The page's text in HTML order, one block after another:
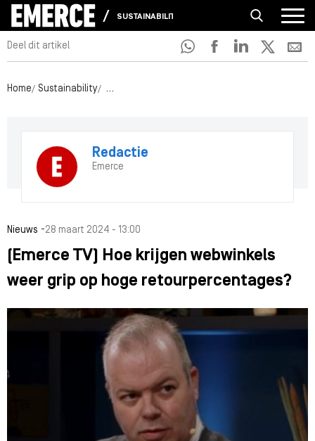
SUSTAINABILITY
Deel dit artikel
Home Sustainability (Emerce TV) Hoe krijgen webwinkels weer grip
Redactie
Emerce
Nieuws -28 maart 2024 - 13:00
(Emerce TV) Hoe krijgen webwinkels
weer grip op hoge retourpercentages?